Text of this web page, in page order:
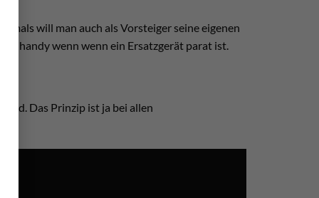
will man auch als Vorsteiger seine eigenen
handy wenn wenn ein Ersatzgerät parat ist.
Das Prinzip ist ja bei allen